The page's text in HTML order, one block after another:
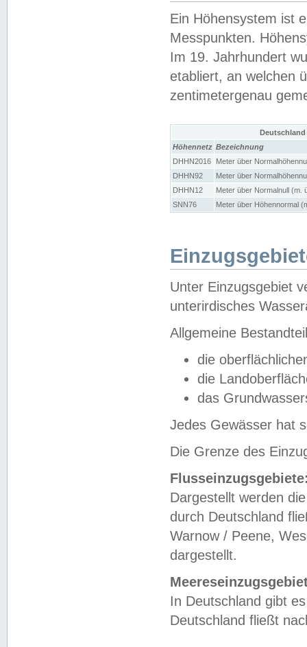
Ein Höhensystem ist
Messpunkten.
Im 19. Jahrhundert
etabliert, an welchen
zentimetergenau
Höhennetz Bezeichnung
DHHN2016
Meter über
DHHN92
Meter über
DHHN12
Meter über Normalnull (m.
SNN76
Meter über Höhennormal
Unter Einzugsgebiet
unterirdisches
Allgemeine
die
die
das
Jedes Gewässer hat
Die Grenze des
Dargestellt werden
durch Deutschland
Warnow / Peene,
dargestellt.
In Deutschland gibt
Deutschland fließt